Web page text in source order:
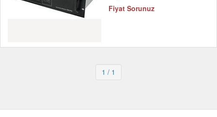
Fiyat Sorunuz
1 / 1